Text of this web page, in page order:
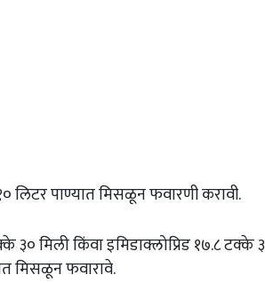
लिटर पाण्यात मिसळून फवारणी करावी.
मिली किंवा इमिडाक्लोप्रिड १७.८ टक्के ३
मिसळून फवारावे.